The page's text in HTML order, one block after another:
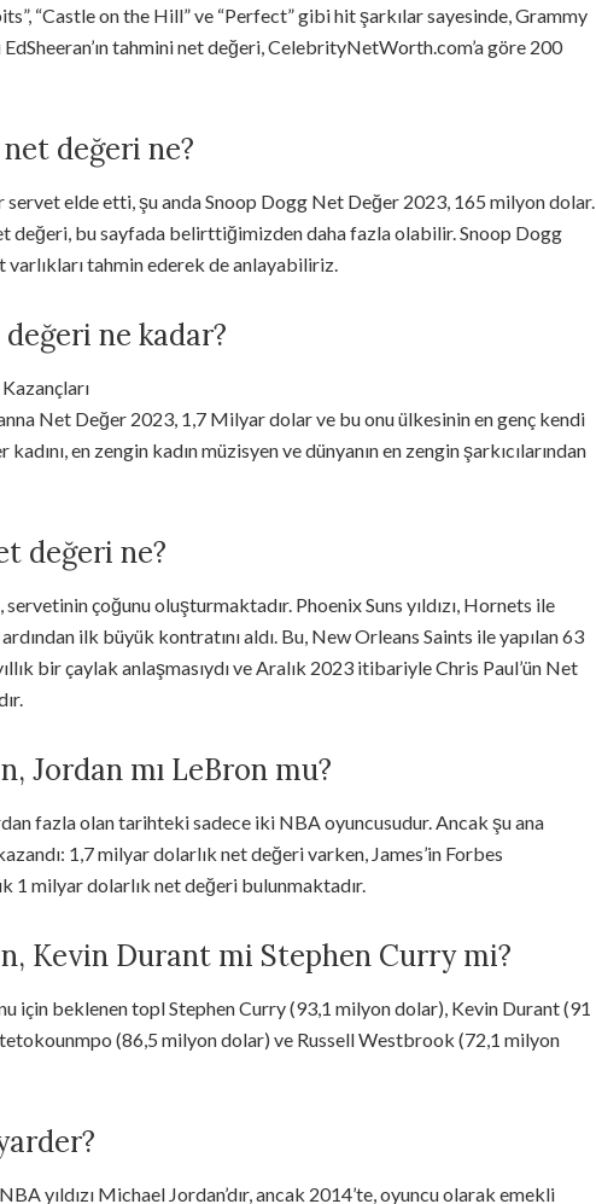
“Castle on the Hill” ve “Perfect” gibi hit şarkılar sayesinde, Grammy
EdSheeran’ın tahmini net değeri, CelebrityNetWorth.com’a göre 200
değeri ne?
elde etti, şu anda Snoop Dogg Net Değer 2023, 165 milyon dolar.
değeri, bu sayfada belirttiğimizden daha fazla olabilir. Snoop Dogg
varlıkları tahmin ederek de anlayabiliriz.
değeri ne kadar?
Net Değer 2023, 1,7 Milyar dolar ve bu onu ülkesinin en genç kendi
en zengin kadın müzisyen ve dünyanın en zengin şarkıcılarından
değeri ne?
servetinin çoğunu oluşturmaktadır. Phoenix Suns yıldızı, Hornets ile
ilk büyük kontratını aldı. Bu, New Orleans Saints ile yapılan 63
bir çaylak anlaşmasıydı ve Aralık 2023 itibariyle Chris Paul’ün Net
Jordan mı LeBron mu?
fazla olan tarihteki sadece iki NBA oyuncusudur. Ancak şu ana
1,7 milyar dolarlık net değeri varken, James’in Forbes
1 milyar dolarlık net değeri bulunmaktadır.
Kevin Durant mi Stephen Curry mi?
için beklenen topl Stephen Curry (93,1 milyon dolar), Kevin Durant (91
(86,5 milyon dolar) ve Russell Westbrook (72,1 milyon
yıldızı Michael Jordan’dır, ancak 2014’te, oyuncu olarak emekli